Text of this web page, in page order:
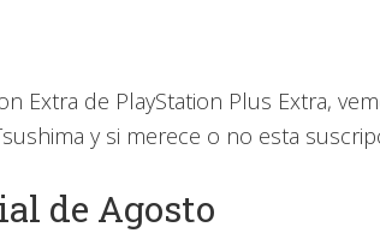
Extra de PlayStation Plus Extra,
y si merece o no esta
de Agosto